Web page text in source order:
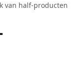
van half-producten